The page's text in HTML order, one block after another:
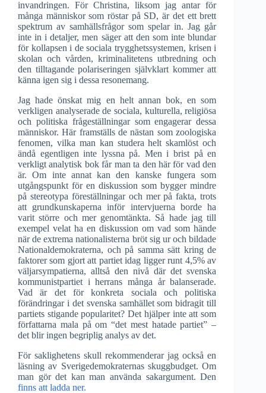
invandringen. För Christina, liksom jag antar för
många människor som röstar på SD, är det ett brett
spektrum av samhällsfrågor som spelar in. Jag går
inte in i detaljer, men säger att den som inte blundar
för kollapsen i de sociala trygghetssystemen, krisen i
skolan och vården, kriminalitetens utbredning och
den tilltagande polariseringen självklart kommer att
känna igen sig i dessa resonemang.
Jag hade önskat mig en helt annan bok, en som
verkligen analyserade de sociala, kulturella, religiösa
och politiska frågeställningar som engagerar dessa
människor. Här framställs de nästan som zoologiska
fenomen, vilka man kan studera helt skamlöst och
ändå egentligen inte lyssna på. Men i brist på en
verkligt analytisk bok får man ta den här för vad den
är. Om inte annat kan den kanske fungera som
utgångspunkt för en diskussion som bygger mindre
på stereotypa föreställningar och mer på fakta, trots
att grundkunskaperna inför intervjuerna borde ha
varit större och mer genomtänkta. Så hade jag till
exempel velat ha en diskussion om vad som hände
när de extrema nationalisterna bröt sig ur och bildade
Nationaldemokraterna, och på samma sätt kring de
faktorer som gjort att partiet idag ligger runt 4,5% av
väljarsympatierna, alltså den nivå där det svenska
kommunistpartiet i herrans många år balanserade.
Vad är det för konkreta sociala och politiska
förändringar i det svenska samhället som bidragit till
partiets stigande popularitet? Det hjälper inte att som
författarna mala på om “det mest hatade partiet” –
det blir ingen begriplig analys av det.
För saklighetens skull rekommenderar jag också en
läsning av Sverigedemokraternas skuggbudget. Om
man gör det kan man använda sakargument. Den
finns att ladda ner.